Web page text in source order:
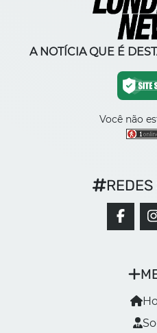
A NOTÍCIA QUE É
Você não